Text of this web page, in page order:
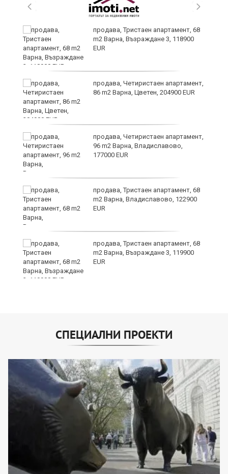
продава, Тристаен апартамент, 68
m2 Варна, Възраждане 3, 118900
EUR
продава, Четиристаен апартамент,
86 m2 Варна, Цветен, 204900 EUR
продава, Четиристаен апартамент,
96 m2 Варна, Владиславово,
177000 EUR
продава, Тристаен апартамент, 68
m2 Варна, Владиславово, 122900
EUR
продава, Тристаен апартамент, 68
m2 Варна, Възраждане 3, 119900
EUR
СПЕЦИАЛНИ ПРОЕКТИ